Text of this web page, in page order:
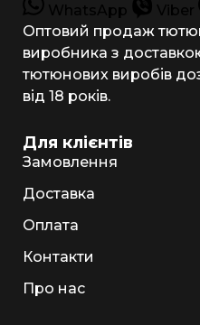
WhatsApp Viber
Оптовий продаж
виробника з
тютюнових виробів
від 18 років.
Для клієнтів
Замовлення
Доставка
Оплата
Контакти
Про нас